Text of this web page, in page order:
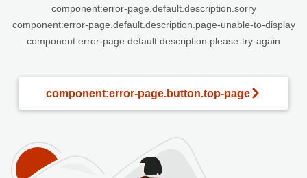
component:error-page.default.description.sorry
component:error-page.default.description.page-unable-to-display
component:error-page.default.description.please-try-again
component:error-page.button.top-page